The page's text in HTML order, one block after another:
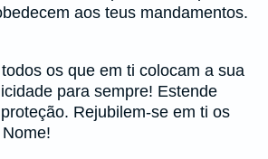
aos teus mandamentos.
os que em ti colocam a sua
para sempre! Estende
Rejubilem-se em ti os